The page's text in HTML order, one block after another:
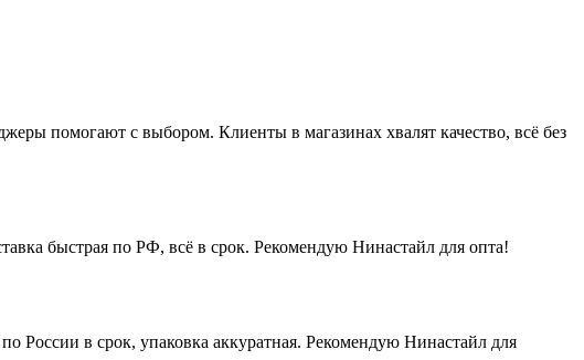
помогают с выбором. Клиенты в магазинах хвалят качество, всё без
быстрая по РФ, всё в срок. Рекомендую Нинастайл для опта!
России в срок, упаковка аккуратная. Рекомендую Нинастайл для